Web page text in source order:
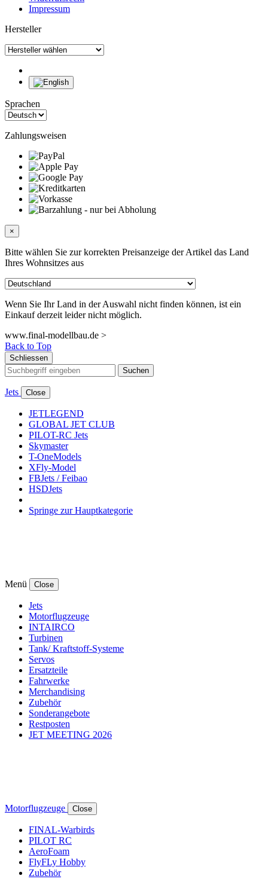
Impressum
Hersteller
Sprachen
Zahlungsweisen
×
Bitte wählen Sie zur korrekten Preisanzeige der Artikel das Land
Ihres Wohnsitzes aus
Wenn Sie Ihr Land in der Auswahl nicht finden können, ist ein
Einkauf derzeit leider nicht möglich.
www.final-modellbau.de >
Back to Top
Schliessen
Suchen
Jets Close
JETLEGEND
GLOBAL JET CLUB
PILOT-RC Jets
Skymaster
T-OneModels
XFly-Model
FBJets / Feibao
HSDJets
Springe zur Hauptkategorie
Menü Close
Jets
Motorflugzeuge
INTAIRCO
Turbinen
Tank/ Kraftstoff-Systeme
Servos
Ersatzteile
Fahrwerke
Merchandising
Zubehör
Sonderangebote
Restposten
JET MEETING 2026
Motorflugzeuge Close
FINAL-Warbirds
PILOT RC
AeroFoam
FlyFLy Hobby
Zubehör